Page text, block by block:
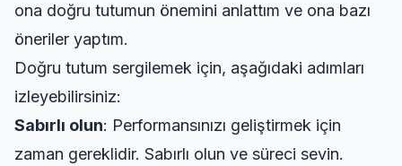
ona doğru tutumun önemini anlattım ve ona bazı
öneriler yaptım.
Doğru tutum sergilemek için, aşağıdaki adımları
izleyebilirsiniz:
Sabırlı olun: Performansınızı geliştirmek için
zaman gereklidir. Sabırlı olun ve süreci sevin.